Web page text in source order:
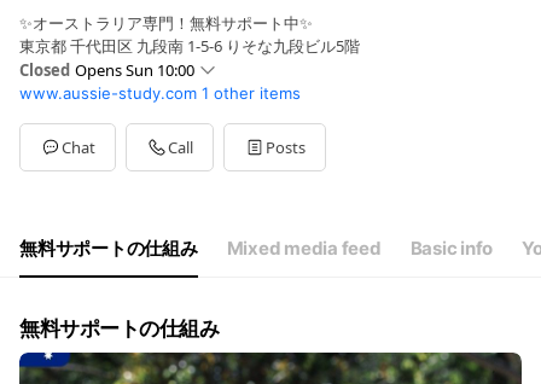
✨オーストラリア専門！無料サポート中✨
東京都 千代田区 九段南 1-5-6 りそな九段ビル5階
Closed Opens Sun 10:00
Sun10:00 - 18:00
Mon09:00 - 19:00
Tue09:00 - 19:00
Wed09:00 - 19:00
Sat09:00 - 19:00
www.aussie-study.com 1 other items
Chat Call Posts
無料サポートの仕組み Mixed media feed Basic info
無料サポートの仕組み